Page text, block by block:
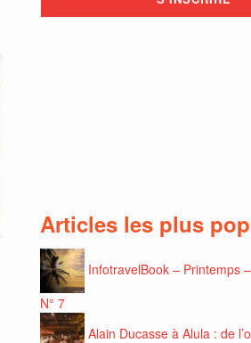
Articles les plus
InfotravelBook – Printemps
N° 7
Alain Ducasse à Alula : de